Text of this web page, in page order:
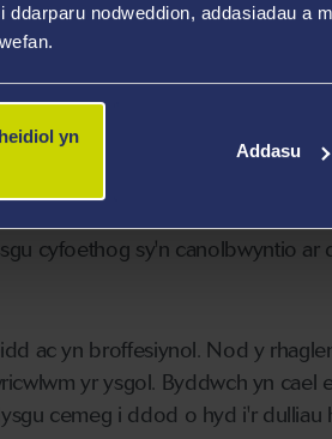
nodweddion, addasiadau a
yn
Addasu
Addysg Gychwynnol Athrawon
o ddatblygu unigolion fel chi i fod
ansawdd addysg yng Nghymru.
i chi fynd i'r afael â'r holl
cyfoethog sy'n canolbwyntio ar
ac yn broffesiynol. Nod y
yr ysgol. Byddwch yn cael
cemeg i ddod o hyd i'r dulliau